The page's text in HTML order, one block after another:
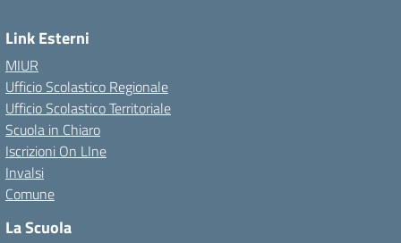
Link Esterni
MIUR
Ufficio Scolastico Regionale
Ufficio Scolastico Territoriale
Scuola in Chiaro
Iscrizioni On LIne
Invalsi
Comune
La Scuola